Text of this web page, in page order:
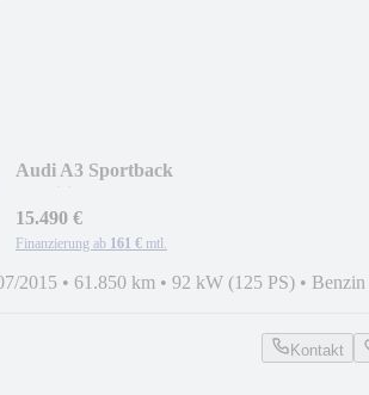
Audi A3 Sportback
15.490 €
Finanzierung ab 161 € mtl.
2015 • 61.850 km • 92 kW (125 PS) • Benzin
Kontakt